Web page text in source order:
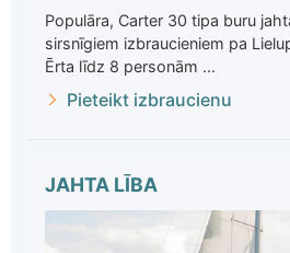
Populāra, Carter 30 tipa buru
sirsnīgiem izbraucieniem pa
Ērta līdz 8 personām ...
Pieteikt izbraucienu
JAHTA LĪBA